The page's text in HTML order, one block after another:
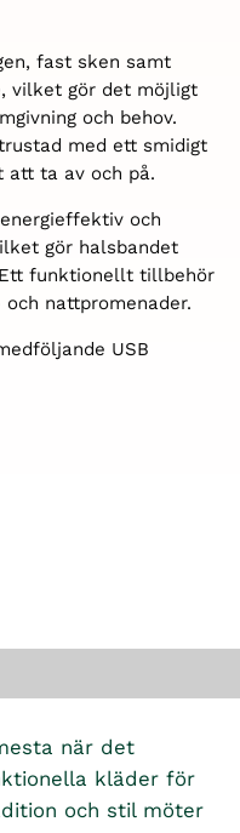
fast sken samt
vilket gör det möjligt
och behov.
med ett smidigt
att ta av och på.
och
gör halsbandet
funktionellt tillbehör
nattpromenader.
USB
när det
kläder för
och stil möter